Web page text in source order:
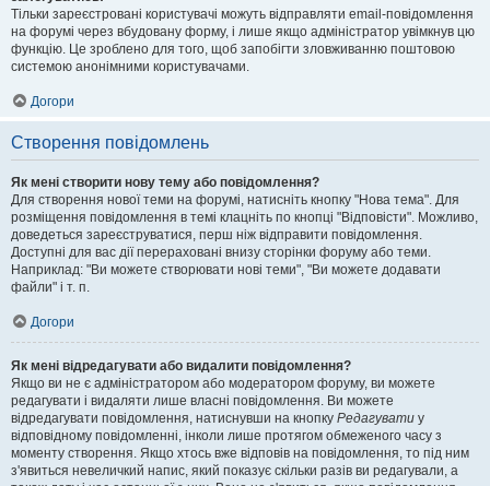
Тільки зареєстровані користувачі можуть відправляти email-повідомлення
на форумі через вбудовану форму, і лише якщо адміністратор увімкнув цю
функцію. Це зроблено для того, щоб запобігти зловживанню поштовою
системою анонімними користувачами.
Догори
Створення повідомлень
Як мені створити нову тему або повідомлення?
Для створення нової теми на форумі, натисніть кнопку "Нова тема". Для
розміщення повідомлення в темі клацніть по кнопці "Відповісти". Можливо,
доведеться зареєструватися, перш ніж відправити повідомлення.
Доступні для вас дії перераховані внизу сторінки форуму або теми.
Наприклад: "Ви можете створювати нові теми", "Ви можете додавати
файли" і т. п.
Догори
Як мені відредагувати або видалити повідомлення?
Якщо ви не є адміністратором або модератором форуму, ви можете
редагувати і видаляти лише власні повідомлення. Ви можете
відредагувати повідомлення, натиснувши на кнопку Редагувати у
відповідному повідомленні, інколи лише протягом обмеженого часу з
моменту створення. Якщо хтось вже відповів на повідомлення, то під ним
з'явиться невеличкий напис, який показує скільки разів ви редагували, а